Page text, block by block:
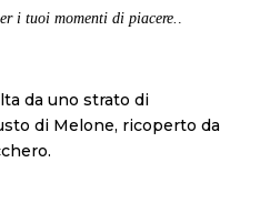
i tuoi momenti di piacere. .
da uno strato di
di Melone, ricoperto da